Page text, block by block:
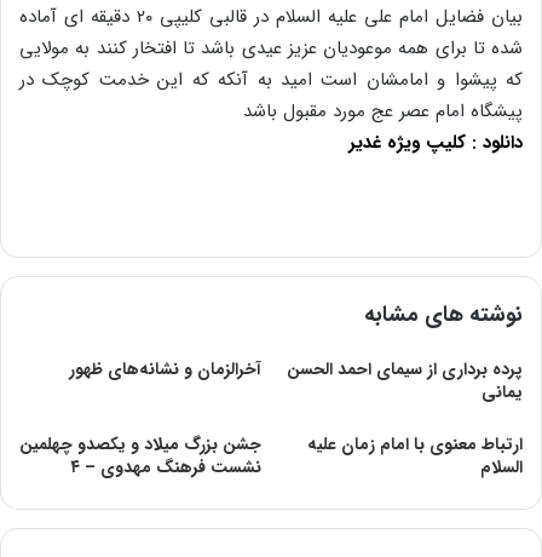
بیان فضایل امام علی علیه السلام در قالبی کلیپی ۲۰ دقیقه ای آماده
شده تا برای همه موعودیان عزیز عیدی باشد تا افتخار کنند به مولایی
که پیشوا و امامشان است امید به آنکه که این خدمت کوچک در
پیشگاه امام عصر عج مورد مقبول باشد
دانلود : کلیپ ویژه غدیر
نوشته های مشابه
پرده برداری از سیمای احمد الحسن
یمانی
آخرالزمان و نشانه‌های ظهور
ارتباط معنوی با امام زمان علیه
السلام
جشن بزرگ میلاد و یکصدو چهلمین
نشست فرهنگ مهدوی – ۴